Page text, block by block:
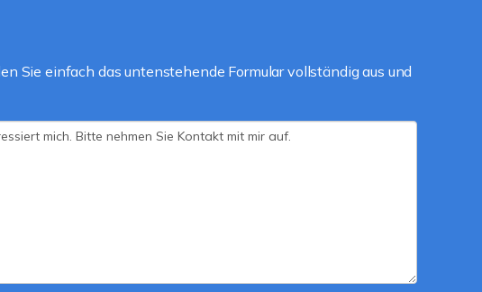
Sie einfach das untenstehende Formular vollständig aus und